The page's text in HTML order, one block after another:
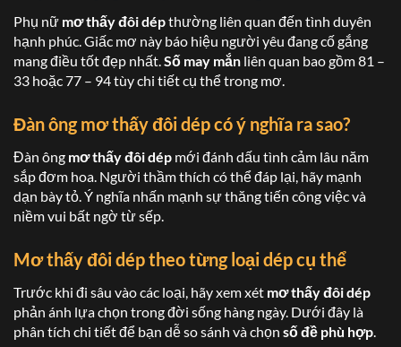
Phụ nữ mơ thấy đôi dépthường liên quan đến tình duyên
hạnh phúc. Giấc mơ này báo hiệu người yêu đang cố gắng
mang điều tốt đẹp nhất.Số may mắn liên quan bao gồm 81 –
33 hoặc 77 – 94 tùy chi tiết cụ thể trong mơ.
Đàn ôngmơ thấy đôi dépcó ý nghĩa ra sao?
Đàn ông mơ thấy đôi dép mới đánh dấu tình cảm lâu năm
sắp đơm hoa. Người thầm thích có thể đáp lại, hãy mạnh
dạn bày tỏ. Ý nghĩa nhấn mạnh sự thăng tiến công việc và
niềm vui bất ngờ từ sếp.
Mơ thấy đôi déptheo từng loại dép cụ thể
Trước khi đi sâu vào các loại, hãy xem xét mơ thấy đôi dép
phản ánh lựa chọn trong đời sống hàng ngày. Dưới đây là
phân tích chi tiết để bạn dễ so sánh và chọn số đề phù hợp